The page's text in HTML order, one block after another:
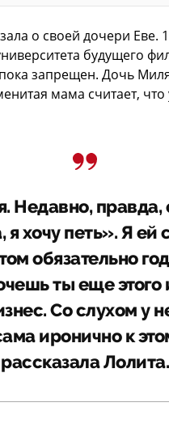
о своей дочери Еве.
будущего
запрещен. Дочь
мама считает,
Недавно,
хочу петь». Я ей
обязательно
ты еще этого
Со слухом у
иронично к
рассказала Лолита.